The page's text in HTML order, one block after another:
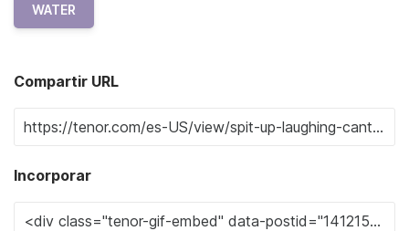
WATER
Compartir URL
Incorporar